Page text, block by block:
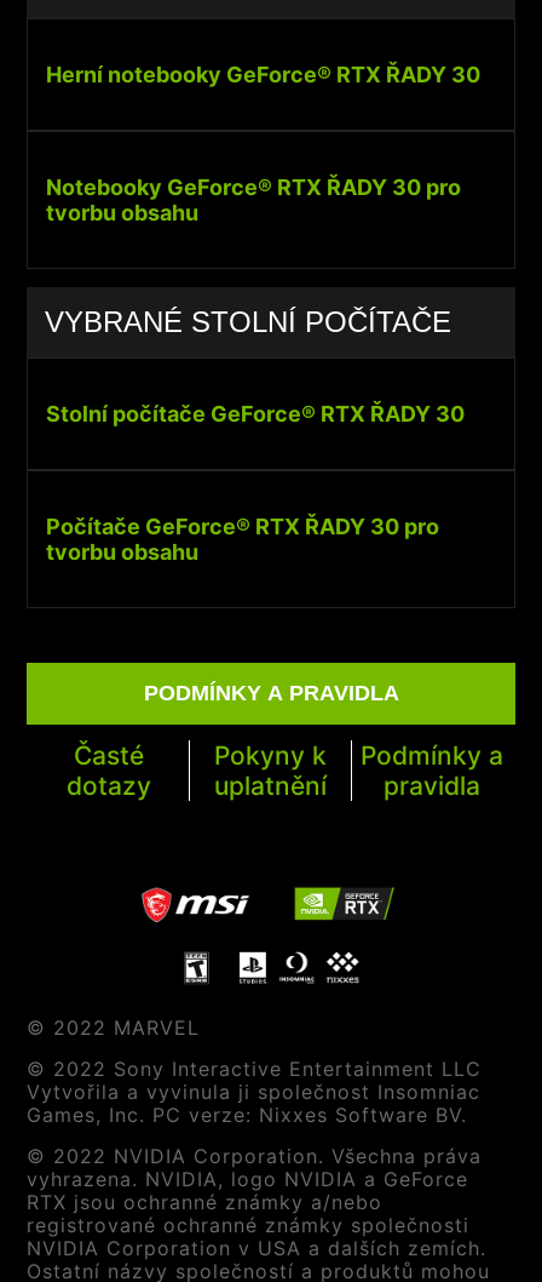
Herní notebooky GeForce® RTX ŘADY 30
Notebooky GeForce® RTX ŘADY 30 pro
tvorbu obsahu
VYBRANÉ STOLNÍ POČÍTAČE
Stolní počítače GeForce® RTX ŘADY 30
Počítače GeForce® RTX ŘADY 30 pro
tvorbu obsahu
PODMÍNKY A PRAVIDLA
Časté
dotazy
Pokyny k
uplatnění
Podmínky a
pravidla
© 2022 MARVEL
© 2022 Sony Interactive Entertainment LLC
Vytvořila a vyvinula ji společnost Insomniac
Games, Inc. PC verze: Nixxes Software BV.
© 2022 NVIDIA Corporation. Všechna práva
vyhrazena. NVIDIA, logo NVIDIA a GeForce
RTX jsou ochranné známky a/nebo
registrované ochranné známky společnosti
NVIDIA Corporation v USA a dalších zemích.
Ostatní názvy společností a produktů mohou